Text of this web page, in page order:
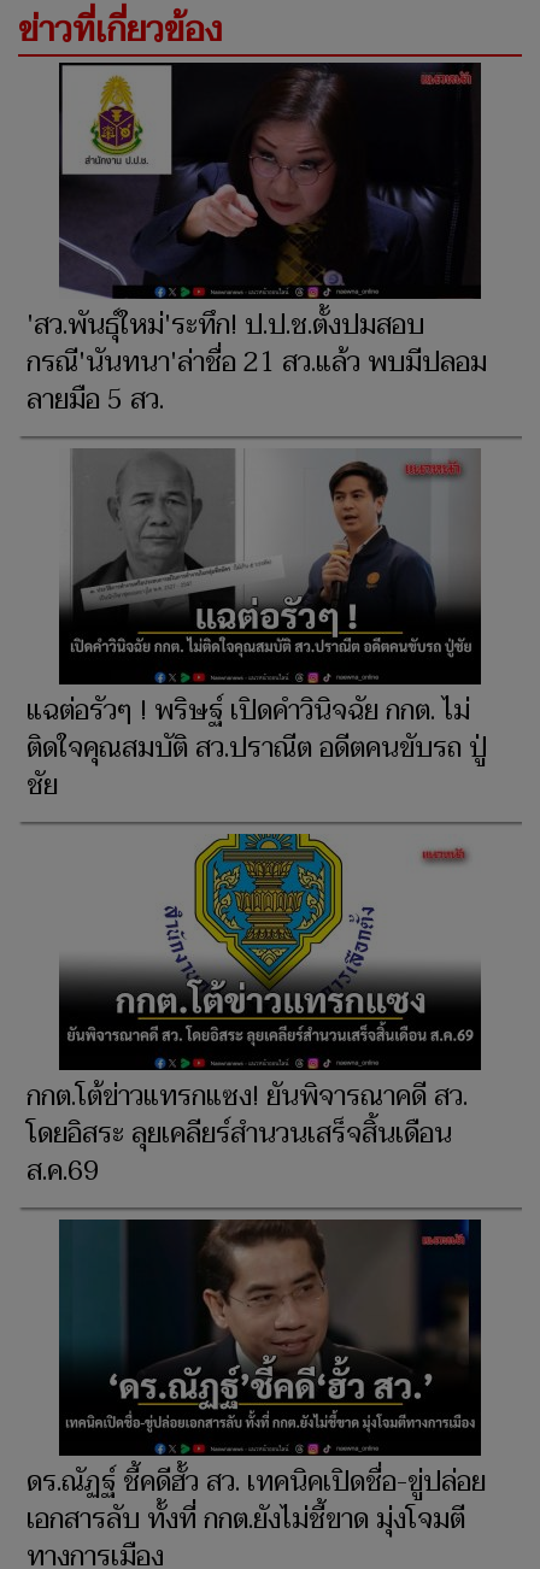
ข่าวที่เกี่ยวข้อง
'สว.พันธุ์ใหม่'ระทึก! ป.ป.ช.ตั้งปมสอบ
กรณี'นันทนา'ล่าชื่อ 21 สว.แล้ว พบมีปลอม
ลายมือ 5 สว.
แฉต่อรัวๆ ! พริษฐ์ เปิดคำวินิจฉัย กกต. ไม่
ติดใจคุณสมบัติ สว.ปราณีต อดีตคนขับรถ ปู่
ชัย
กกต.โต้ข่าวแทรกแซง! ยันพิจารณาคดี สว.
โดยอิสระ ลุยเคลียร์สำนวนเสร็จสิ้นเดือน
ส.ค.69
ดร.ณัฏฐ์ ชี้คดีฮั้ว สว. เทคนิคเปิดชื่อ-ขู่ปล่อย
เอกสารลับ ทั้งที่ กกต.ยังไม่ชี้ขาด มุ่งโจมตี
ทางการเมือง